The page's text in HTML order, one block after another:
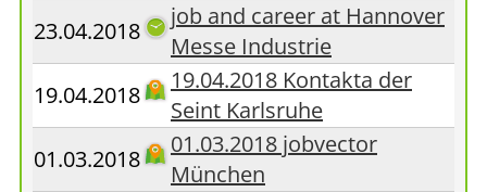
23.04.2018
job and career at Hannover
Messe Industrie
19.04.2018
19.04.2018 Kontakta der
Seint Karlsruhe
01.03.2018
01.03.2018 jobvector
München